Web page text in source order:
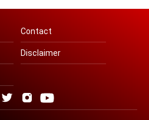
Contact
Disclaimer